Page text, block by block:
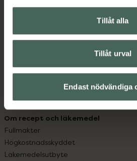
Tillåt alla
Tillåt urval
Endast nödvändiga
Handla tryggt
Leverans, betalning och retur
Sajtens tillgänglighet
Köpvillkor
Om recept och läkemedel
Fullmakter
Högkostnadsskyddet
Läkemedelsutbyte